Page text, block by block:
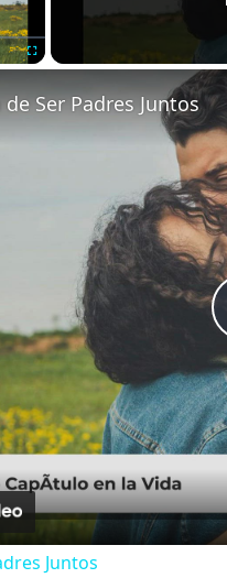
Ser Padres Juntos
Juntos